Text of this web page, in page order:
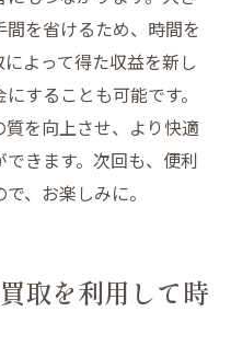
を省けるため、時間を
よって得た収益を新し
することも可能です。
を向上させ、より快適
きます。次回も、便利
、お楽しみに。
取を利用して時